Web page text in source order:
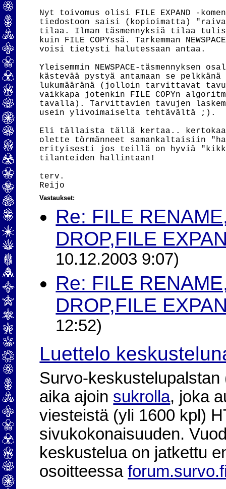
Nyt toivomus olisi FILE EXPAND -
tiedostoon saisi (kopioimatta)
tilaa. Ilman täsmennyksiä tilaa tulisi
kuin FILE COPYssä. Tarkemman
voisi tietysti halutessaan antaa.
Yleisemmin NEWSPACE-täsmennyksen
kästevää pystyä antamaan se
lukumääränä (jolloin tarvittavat
vaikkapa jotenkin FILE COPYn
tavalla). Tarvittavien tavujen
usein ylivoimaiselta tehtävältä ;).
Eli tällaista tällä kertaa..
olette törmänneet samankaltaisiin
erityisesti jos teillä on hyviä
tilanteiden hallintaan!
terv.
Vastaukset:
Re: FILE
DROP,FILE
10.12.2003 9:07)
Re: FILE
DROP,FILE
12:52)
Luettelo
Survo-
aika ajoin sukrolla, joka
viesteistä (yli 1600 kpl)
sivukokonaisuuden.
keskustelua on jatkettu
osoitteessa